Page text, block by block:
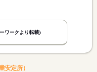
ワークより転載)
安定所）